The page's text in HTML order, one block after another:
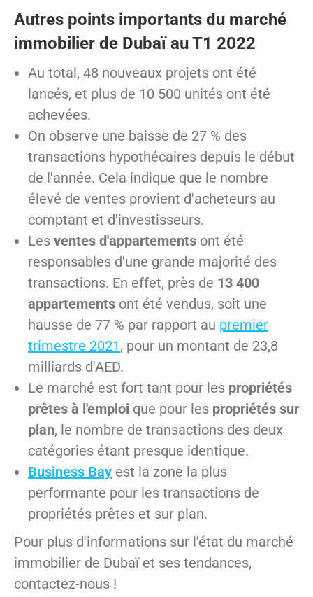
Autres points importants du marché
immobilier de Dubaï au T1 2022
Au total, 48 nouveaux projets ont été
lancés, et plus de 10 500 unités ont été
achevées.
On observe une baisse de 27 % des
transactions hypothécaires depuis le début
de l'année. Cela indique que le nombre
élevé de ventes provient d'acheteurs au
comptant et d'investisseurs.
Les ventes d'appartements ont été
responsables d'une grande majorité des
transactions. En effet, près de 13 400
appartements ont été vendus, soit une
hausse de 77 % par rapport au premier
trimestre 2021, pour un montant de 23,8
milliards d'AED.
Le marché est fort tant pour les propriétés
prêtes à l'emploi que pour les propriétés sur
plan, le nombre de transactions des deux
catégories étant presque identique.
Business Bay est la zone la plus
performante pour les transactions de
propriétés prêtes et sur plan.
Pour plus d'informations sur l'état du marché
immobilier de Dubaï et ses tendances,
contactez-nous !